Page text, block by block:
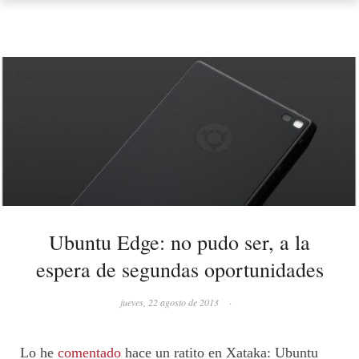
Ubuntu Edge: no pudo ser, a la
espera de segundas oportunidades
jueves, 22 agosto de 2013 ·
Lo he comentado hace un ratito en Xataka: Ubuntu